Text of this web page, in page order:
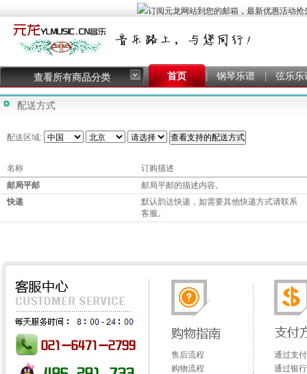
查看所有商品分类 首页 钢琴乐谱 弦乐乐
配送方式
配送区域:
名称
订购描述
邮局平邮
邮局平邮的描述内容。
快递
默认韵达快递，如需要其他快递方式请联系
客服。
售后流程
购物流程
通过支
通过银